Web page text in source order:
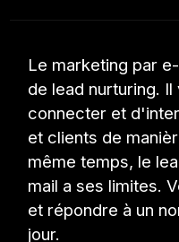
Le marketing par
de lead nurturing.
connecter et
et clients de
même temps, le
mail a ses limites.
et répondre à un
jour.